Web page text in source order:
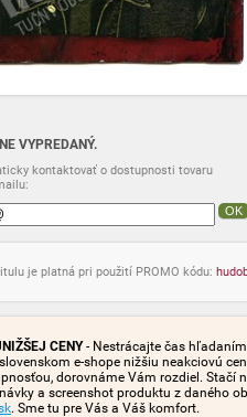
VYPREDANÝ.
kontaktovať o dostupnosti tovaru
OK
je platná pri použití PROMO kódu:
CENY- Nestrácajte čas
e-shope nižšiu neakciovú
dorovnáme Vám rozdiel. Stačí
a screenshot produktu z daného
. Sme tu pre Vás a Váš komfort.